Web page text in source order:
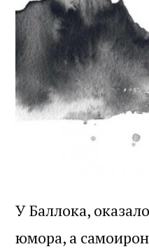
У Баллока,
юмора, а